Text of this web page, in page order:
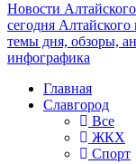
Новости
сегодня
темы дня, обзоры,
инфографика
Главная
Славгород
Все
ЖКХ
Спорт